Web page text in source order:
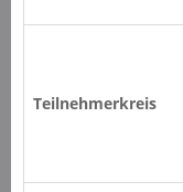
Teilnehmerkreis